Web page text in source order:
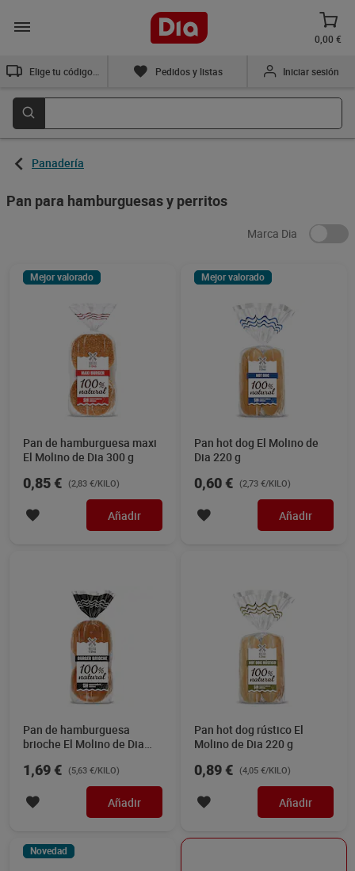
0,00 €
Pedidos y listas Iniciar sesión
Panadería
Pan para hamburguesas y perritos
Marca Dia
Mejor valorado
Pan de hamburguesa maxi
El Molino de Dia 300 g
0,85 € (2,83 €/KILO)
Añadir
Mejor valorado
Pan hot dog El Molino de
Dia 220 g
0,60 € (2,73 €/KILO)
Añadir
Pan de hamburguesa
brioche El Molino de Dia
1,69 € (5,63 €/KILO)
Añadir
Pan hot dog rústico El
Molino de Dia 220 g
0,89 € (4,05 €/KILO)
Añadir
Novedad